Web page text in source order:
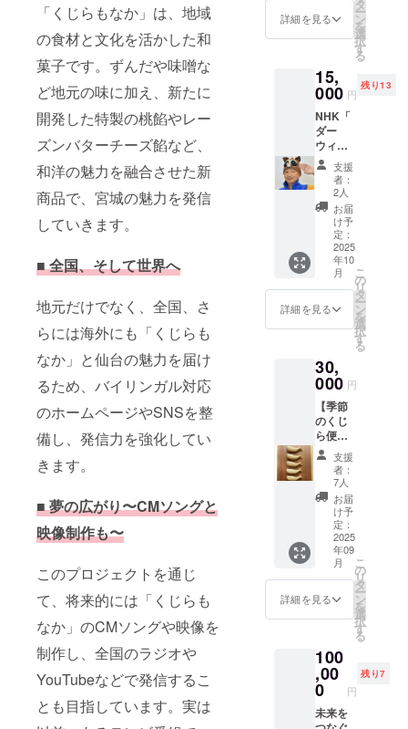
「くじらもなか」は、地域
の食材と文化を活かした和
菓子です。ずんだや味噌な
ど地元の味に加え、新たに
開発した特製の桃餡やレー
ズンバターチーズ餡など、
和洋の魅力を融合させた新
商品で、宮城の魅力を発信
していきます。
■全国、そして世界へ
地元だけでなく、全国、さ
らには海外にも「くじらも
なか」と仙台の魅力を届け
るため、バイリンガル対応
のホームページやSNSを整
備し、発信力を強化してい
きます。
■夢の広がり〜CMソングと
映像制作も〜
このプロジェクトを通じ
て、将来的には「くじらも
なか」のCMソングや映像を
制作し、全国のラジオや
YouTubeなどで発信するこ
とも目指しています。実は
ンクチ
ケット
（2枚）
象のド
リンク
メ
ニュー
よりお
好きな
ものを
お選び
いただ
けます
＊楽し
み方の
ご提案
サクッ
と香ば
中の皮
と、と
ンバ
ターの
相性は
抜群！
ワイ
ン、ウ
イス
キー、
コー
ヒーな
ど、お
好みの
ドリン
クとと
もに ご
ご友人
と、**
りとし
た“大人
時間”を
お楽し
みくだ
さい ＊
引換券
ま、仙
台み
そ、季
節限定
などの
中か
ら、お
好みの
味を選
んでく
ださ
い！ ＊
新ロゴ
入りエ
コバッ
グ（ブ
ルー）
な丈夫
なエコ
バッグ
をお届
けしま
す。 ＊
VIP優待
カード
→ 本店
店頭の
全商品
がいつ
でも5%
オフに
なる
（1年間
有効）
ご記入
お願い
しま
す】 リ
ターン
定番7
種 合
計10個
ジナル
バンダ
ナ＋お
礼メッ
セージ
原材料
及び添
加物等
の食品
表示は
お届け
商品の
ラベル
に表記
されま
す。商
品開封
リター
ンに貼
付され
たラベ
ルや注
意書き
をご確
認くだ
さい。
詳細を見る
タ
ー
ン
を
選
択
す
る
15,
000 円
残り13
NHK「
ダー
ウィン
が来
た！」
でお馴
染みの
ささき
隊長と
行く、
松島自
然観察
ツ
アー
ペア参
加券 プ
チュラ
リスト
ささき
隊長が
ガイド
する特
別な自
然観察
ツアー
です。
松島湾
沿いや
公園内
を散策
し、野
鳥観察
や潮間
を楽し
めま
す。 親
子で学
べる
支援
者：
2人
お届
け予
定：
2025
年10
月
詳細を見る
こ
の
リ
タ
ー
ン
を
選
択
す
る
30,
000 円
【季節
のくじ
ら便】
よりど
り5種の
くじら
もなか
〈年4回
お届
け〉オ
リジナ
ルバン
ダナ
（非売
品）
53cm×
1枚付
「くじ
らもな
か本
舗」自
支援
者：
7人
お届
け予
定：
2025
年09
月
詳細を見る
こ
の
リ
タ
ー
ン
を
選
択
す
る
100
,00
0 円
残り7
未来を